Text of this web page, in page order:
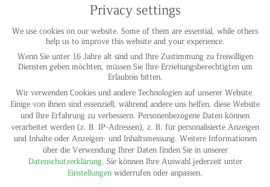
Privacy settings
We use cookies on our website. Some of them are essential, while others
help us to improve this website and your experience.
Wenn Sie unter 16 Jahre alt sind und Ihre Zustimmung zu freiwilligen
Diensten geben möchten, müssen Sie Ihre Erziehungsberechtigten um
Erlaubnis bitten.
Wir verwenden Cookies und andere Technologien auf unserer Website.
Einige von ihnen sind essenziell, während andere uns helfen, diese Website
und Ihre Erfahrung zu verbessern. Personenbezogene Daten können
verarbeitet werden (z. B. IP-Adressen), z. B. für personalisierte Anzeigen
und Inhalte oder Anzeigen- und Inhaltsmessung. Weitere Informationen
über die Verwendung Ihrer Daten finden Sie in unserer
Datenschutzerklärung. Sie können Ihre Auswahl jederzeit unter
Einstellungen widerrufen oder anpassen.